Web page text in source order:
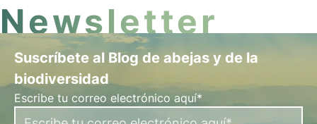
Newsletter
Suscríbete al Blog de abejas y de la
biodiversidad
Escribe tu correo electrónico aquí*